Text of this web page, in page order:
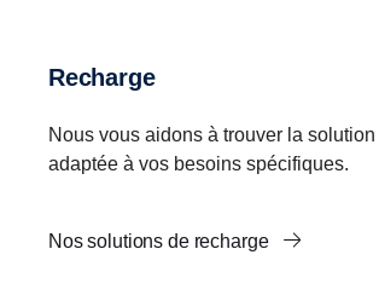
Recharge
Nous vous aidons à trouver la
adaptée à vos besoins spécifiques.
Nos solutions de recharge